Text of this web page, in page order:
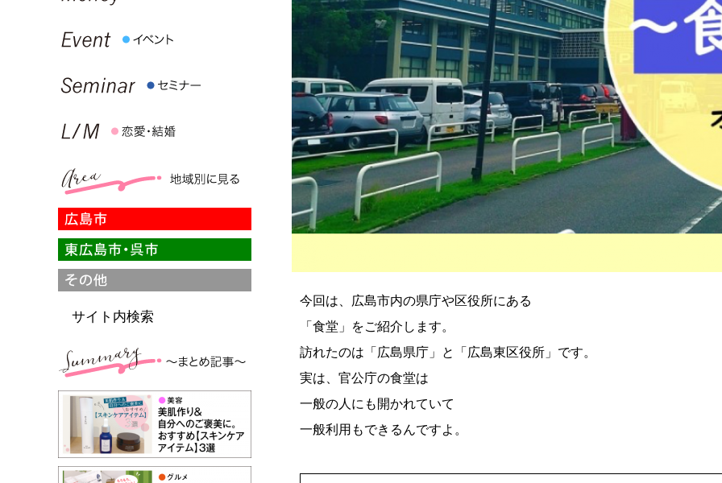
今回は、広島市内の県庁や区役所にある
「食堂」をご紹介します。
訪れたのは「広島県庁」と「広島東区役所」です。
実は、官公庁の食堂は
一般の人にも開かれていて
一般利用もできるんですよ。
サイト内検索